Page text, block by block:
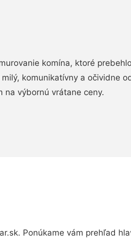
komína, ktoré
komunikatívny a očividne
na výbornú vrátane ceny.
Ponúkame vám prehľad